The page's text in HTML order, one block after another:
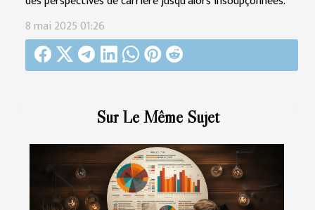
Sur Le Même Sujet
8 mai 2025 01:26